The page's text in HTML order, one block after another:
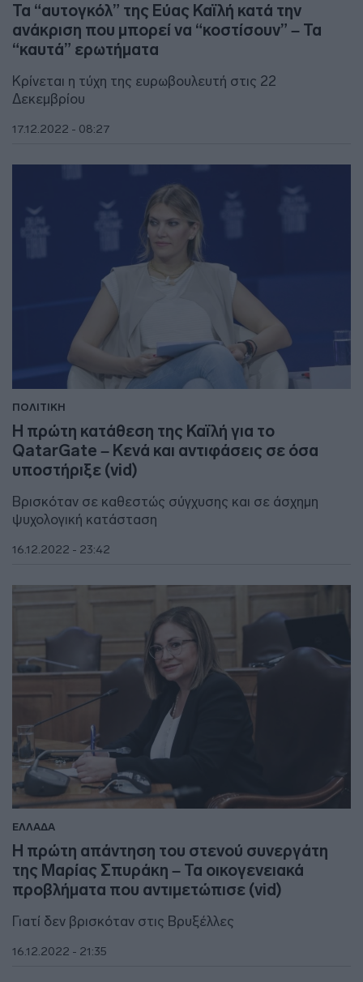
Τα “αυτογκόλ” της Εύας Καϊλή κατά την
ανάκριση που μπορεί να “κοστίσουν” – Τα
“καυτά” ερωτήματα
Κρίνεται η τύχη της ευρωβουλευτή στις 22
Δεκεμβρίου
17.12.2022 - 08:27
ΠΟΛΙΤΙΚΗ
Η πρώτη κατάθεση της Καϊλή για το
QatarGate – Κενά και αντιφάσεις σε όσα
υποστήριξε (vid)
Βρισκόταν σε καθεστώς σύγχυσης και σε άσχημη
ψυχολογική κατάσταση
16.12.2022 - 23:42
ΕΛΛΑΔΑ
Η πρώτη απάντηση του στενού συνεργάτη
της Μαρίας Σπυράκη – Τα οικογενειακά
προβλήματα που αντιμετώπισε (vid)
Γιατί δεν βρισκόταν στις Βρυξέλλες
16.12.2022 - 21:35